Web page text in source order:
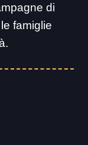
di
famiglie